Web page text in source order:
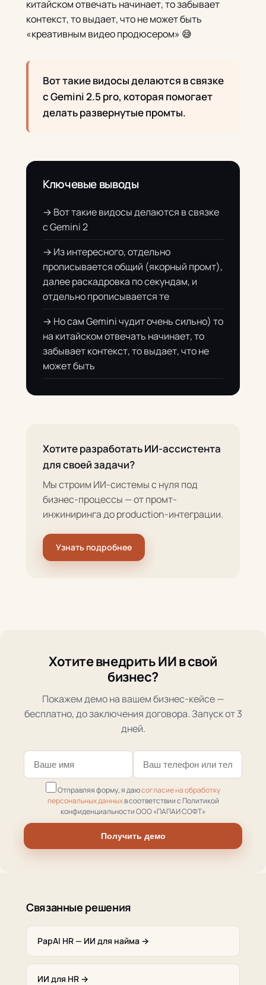
китайском отвечать начинает, то забывает
контекст, то выдает, что не может быть
«креативным видео продюсером» 😅
Вот такие видосы делаются в связке
с Gemini 2.5 pro, которая помогает
делать развернутые промты.
Ключевые выводы
→ Вот такие видосы делаются в связке
с Gemini 2
→ Из интересного, отдельно
прописывается общий (якорный промт),
далее раскадровка по секундам, и
отдельно прописывается те
→ Но сам Gemini чудит очень сильно) то
на китайском отвечать начинает, то
забывает контекст, то выдает, что не
может быть
Хотите разработать ИИ-ассистента
для своей задачи?
Мы строим ИИ-системы с нуля под
бизнес-процессы — от промт-
инжиниринга до production-интеграции.
Узнать подробнее
Хотите внедрить ИИ в свой
бизнес?
Покажем демо на вашем бизнес-кейсе —
бесплатно, до заключения договора. Запуск от 3
дней.
Отправляя форму, я даюсогласие на обработку
персональных данныхв соответствии с Политикой
конфиденциальности ООО «ПАПАИ СОФТ»
Получить демо
Связанные решения
PapAI HR — ИИ для найма →
ИИ для HR →